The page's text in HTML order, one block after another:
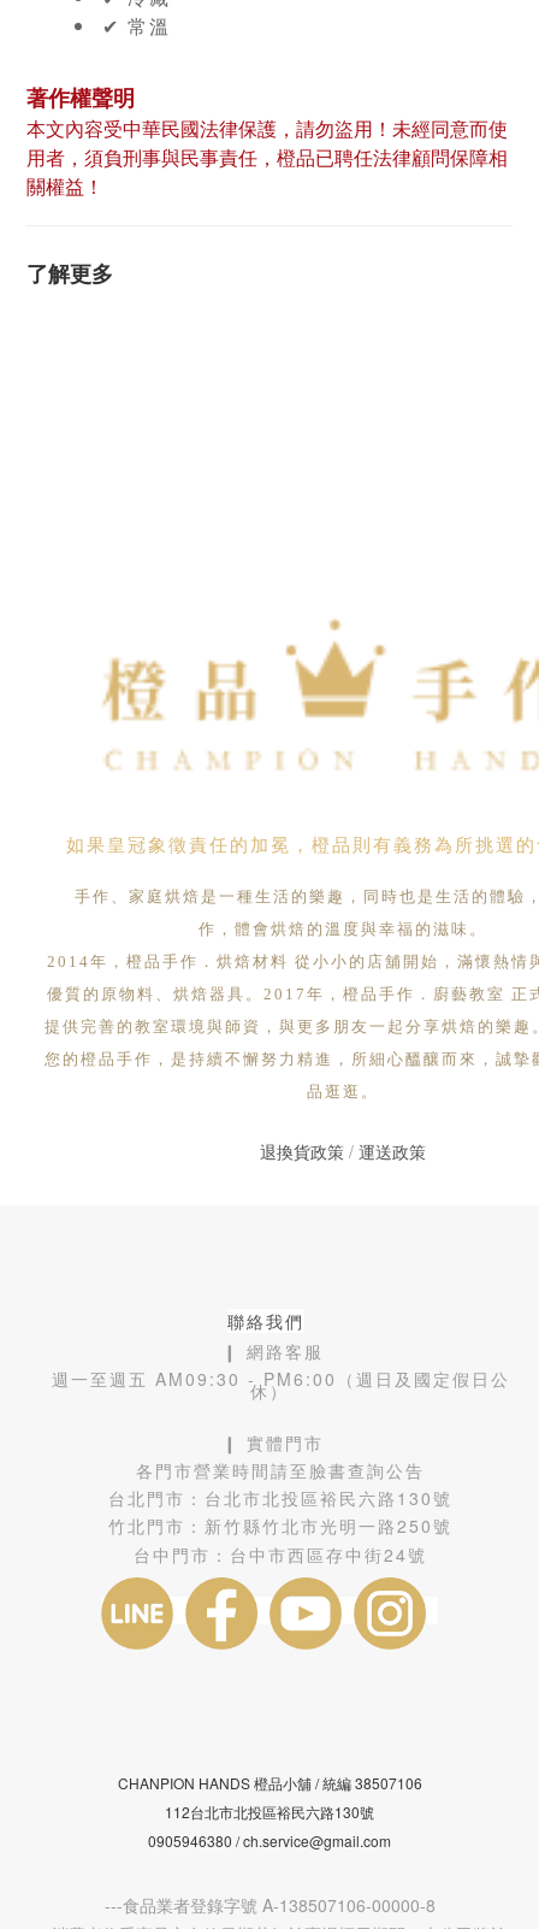
✔︎ 常溫
著作權聲明
本文內容受中華民國法律保護，請勿盜用！未經同意而使
用者，須負刑事與民事責任，橙品已聘任法律顧問保障相
關權益！
了解更多
如果皇冠象徵責任的加冕，橙品則有義務為所挑選
手作、家庭烘焙是一種生活的樂趣，同時也是生活的體驗
作，體會烘焙的溫度與幸福的滋味。
2014年，橙品手作．烘焙材料 從小小的店舖開始，滿懷熱情
優質的原物料、烘焙器具。2017年，橙品手作．廚藝教室 正
提供完善的教室環境與師資，與更多朋友一起分享烘焙的樂趣
您的橙品手作，是持續不懈努力精進，所細心醞釀而來，誠摯
品逛逛。
退換貨政策/ 運送政策
聯絡我們
❙ 網路客服
週一至週五 AM09:30 - PM6:00（週日及國定假日公
休）
❙ 實體門市
各門市營業時間請至臉書查詢公告
台北門市： 台北市北投區裕民六路130號
竹北門市： 新竹縣竹北市光明一路250號
台中門市： 台中市西區存中街24號
CHANPION HANDS 橙品小舖 /統編38507106
112台北市北投區裕民六路130號
0905946380 / ch.service@gmail.com
---食品業者登錄字號 A-138507106-00000-8